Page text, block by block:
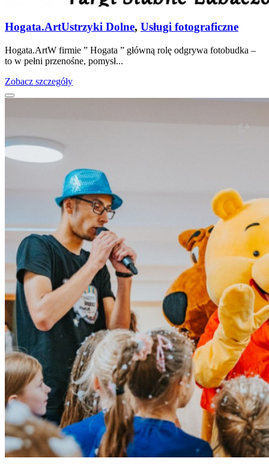
Hogata.ArtUstrzyki Dolne, Usługi fotograficzne
Hogata.ArtW firmie ” Hogata ” główną rolę odgrywa fotobudka –
to w pełni przenośne, pomysł...
Zobacz szczegóły